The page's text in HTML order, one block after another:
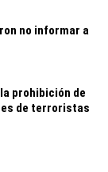
no informar a
prohibición de
de terroristas